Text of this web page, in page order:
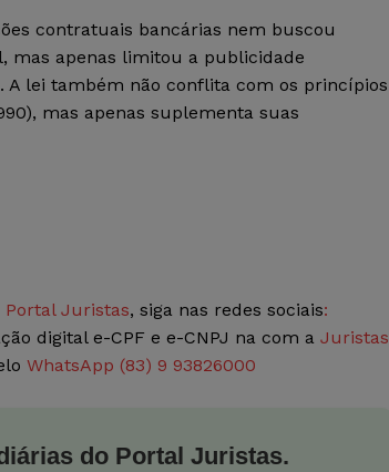
contratuais bancárias nem buscou
mas apenas limitou a publicidade
A lei também não conflita com os princípios
mas apenas suplementa suas
Portal Juristas, siga nas redes sociais:
digital e-CPF e e-CNPJ na com a Juristas
WhatsApp (83) 9 93826000
do Portal Juristas.